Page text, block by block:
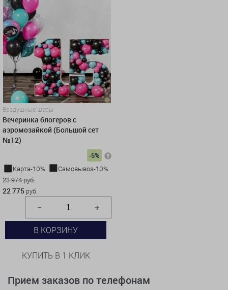
Воздушные шары
Вечеринка блогеров с
аэромозайкой (Большой сет
№12)
-5%
Карта-10%
Самовывоз-10%
23 974 руб.
22 775 руб.
В КОРЗИНУ
КУПИТЬ В 1 КЛИК
Прием заказов по телефонам